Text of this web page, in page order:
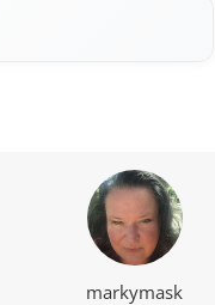
markymask